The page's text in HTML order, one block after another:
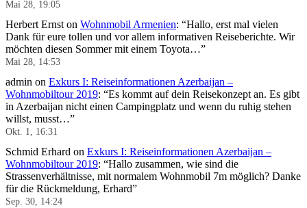
Mai 28, 19:05
Herbert Ernst on Wohnmobil Armenien: “Hallo, erst mal vielen
Dank für eure tollen und vor allem informativen Reiseberichte. Wir
möchten diesen Sommer mit einem Toyota…”
Mai 28, 14:53
admin on Exkurs I: Reiseinformationen Azerbaijan –
Wohnmobiltour 2019: “Es kommt auf dein Reisekonzept an. Es gibt
in Azerbaijan nicht einen Campingplatz und wenn du ruhig stehen
willst, musst…”
Okt. 1, 16:31
Schmid Erhard on Exkurs I: Reiseinformationen Azerbaijan –
Wohnmobiltour 2019: “Hallo zusammen, wie sind die
Strassenverhältnisse, mit normalem Wohnmobil 7m möglich? Danke
für die Rückmeldung, Erhard”
Sep. 30, 14:24